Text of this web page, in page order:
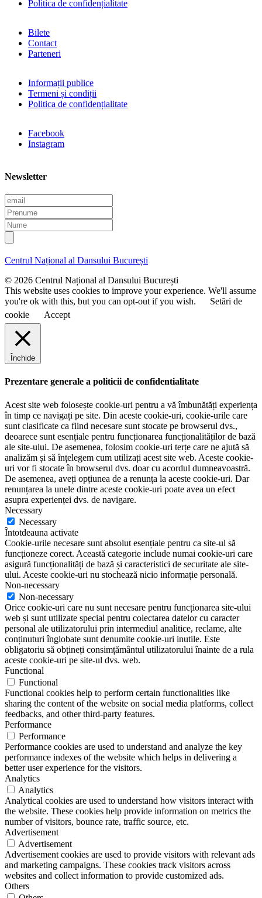
Politica de confidențialitate
Bilete
Contact
Parteneri
Informații publice
Termeni și condiții
Politica de confidențialitate
Facebook
Instagram
Newsletter
E
m
a
i
l
P
r
e
n
m
N
u
m
e
Centrul Național al Dansului București
© 2026 Centrul Național al Dansului București
This website uses cookies to improve your experience. We'll assume
you're ok with this, but you can opt-out if you wish.
Setări de
cookie
Accept
Închide
Prezentare generale a politicii de confidentialitate
Acest site web folosește cookie-uri pentru a vă îmbunătăți experiența
în timp ce navigați pe site. Din aceste cookie-uri, cookie-urile care
sunt clasificate ca fiind necesare sunt stocate pe browserul dvs.,
deoarece sunt esențiale pentru funcționarea funcționalităților de bază
ale site-ului. De asemenea, folosim cookie-uri terțe care ne ajută să
analizăm și să înțelegem cum utilizați acest site web. Aceste cookie-
uri vor fi stocate în browserul dvs. doar cu acordul dumneavoastră.
De asemenea, aveți opțiunea de a renunța la aceste cookie-uri. Dar
renunțarea la unele dintre aceste cookie-uri poate avea un efect
asupra experienței dvs. de navigare.
Necessary
Necessary
Întotdeauna activate
Cookie-urile necesare sunt absolut esențiale pentru ca site-ul să
funcționeze corect. Această categorie include numai cookie-uri care
asigură funcționalități de bază și caracteristici de securitate ale site-
ului. Aceste cookie-uri nu stochează nicio informație personală.
Non-necessary
Non-necessary
Orice cookie-uri care nu sunt necesare pentru funcționarea site-ului
web și sunt utilizate special pentru colectarea datelor cu caracter
personal ale utilizatorului prin intermediul analitice, reclame, alte
conținuturi înglobate sunt denumite cookie-uri inutile. Este
obligatoriu să obțineți consimțământul utilizatorului înainte de a rula
aceste cookie-uri pe site-ul dvs. web.
Functional
Functional
Functional cookies help to perform certain functionalities like
sharing the content of the website on social media platforms, collect
feedbacks, and other third-party features.
Performance
Performance
Performance cookies are used to understand and analyze the key
performance indexes of the website which helps in delivering a
better user experience for the visitors.
Analytics
Analytics
Analytical cookies are used to understand how visitors interact with
the website. These cookies help provide information on metrics the
number of visitors, bounce rate, traffic source, etc.
Advertisement
Advertisement
Advertisement cookies are used to provide visitors with relevant ads
and marketing campaigns. These cookies track visitors across
websites and collect information to provide customized ads.
Others